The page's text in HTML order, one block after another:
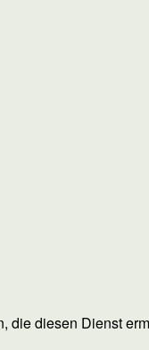
die diesen Dienst